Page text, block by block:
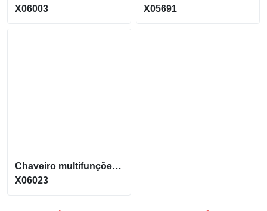
X06003
X05691
Chaveiro multifunções com estrutura em madeira e aço inox X06023
X06023